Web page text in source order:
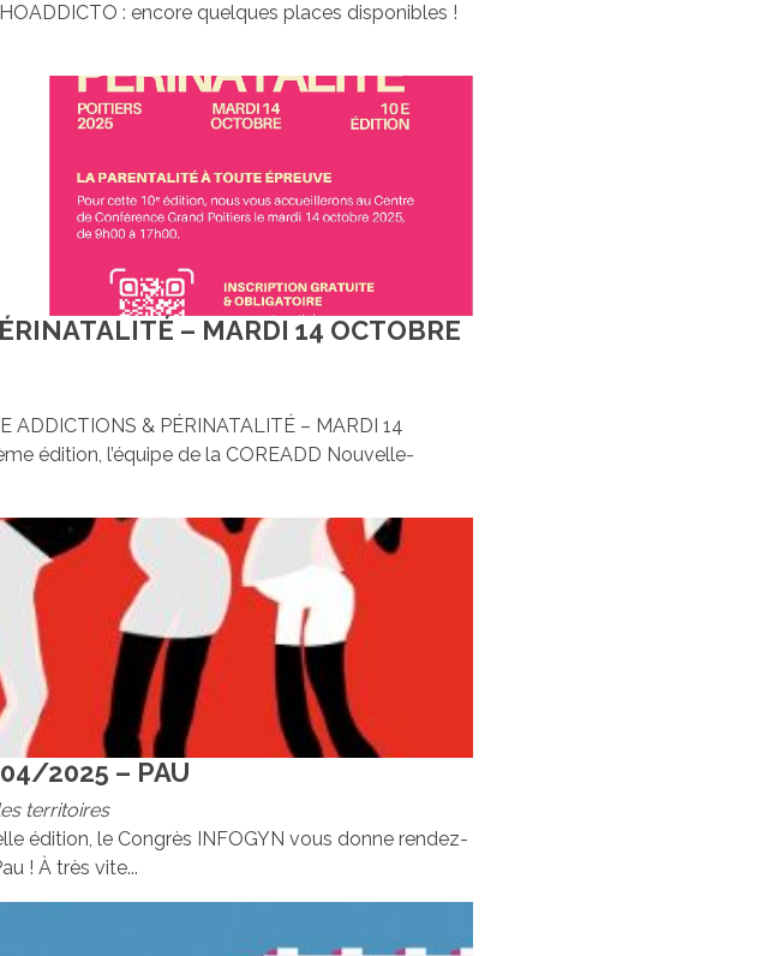
: encore quelques places disponibles !
– MARDI 14 OCTOBRE
ADDICTIONS & PÉRINATALITÉ – MARDI 14
édition, l’équipe de la COREADD Nouvelle-
2025 – PAU
territoires
édition, le Congrès INFOGYN vous donne rendez-
! À très vite...